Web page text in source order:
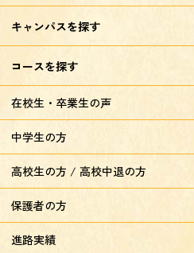
キャンパスを探す
コースを探す
在校生・卒業生の声
中学生の方
高校生の方 / 高校中退の方
保護者の方
進路実績